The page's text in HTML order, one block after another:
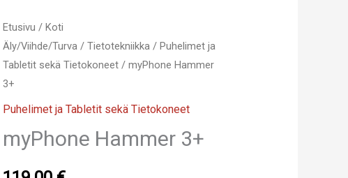
Etusivu / Koti
Äly/Viihde/Turva /Tietotekniikka / Puhelimet ja
Tabletit sekä Tietokoneet / myPhone Hammer
3+
Puhelimet ja Tabletit sekä Tietokoneet
myPhone Hammer 3+